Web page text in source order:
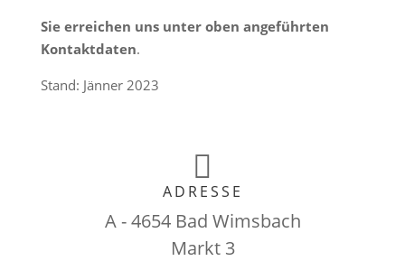
Sie erreichen uns unter oben angeführten
Kontaktdaten.
Stand: Jänner 2023

ADRESSE
A - 4654 Bad Wimsbach
Markt 3